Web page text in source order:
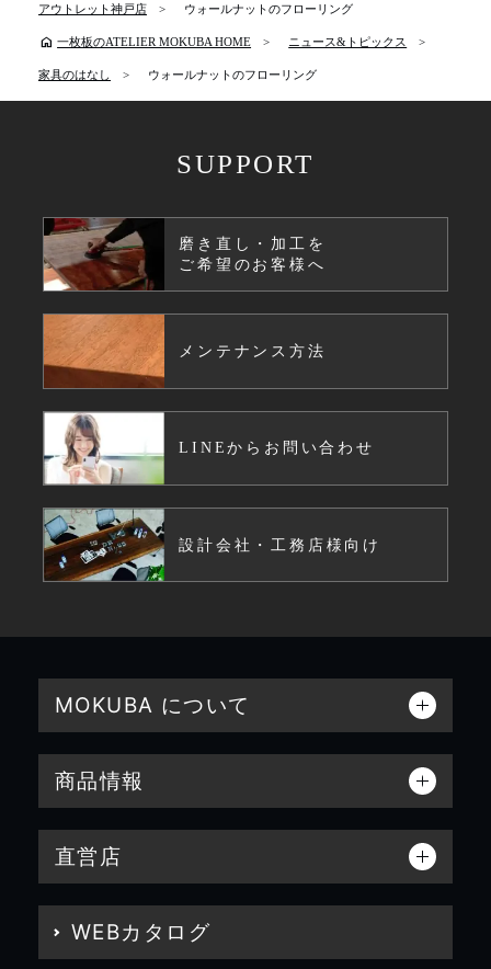
アウトレット神戸店 ウォールナットのフローリング
home 一枚板のATELIER MOKUBA HOME ニュース&トピックス
家具のはなし ウォールナットのフローリング
SUPPORT
磨き直し・加工を
ご希望のお客様へ
メンテナンス方法
LINEからお問い合わせ
設計会社・工務店様向け
MOKUBA について
商品情報
直営店
WEBカタログ